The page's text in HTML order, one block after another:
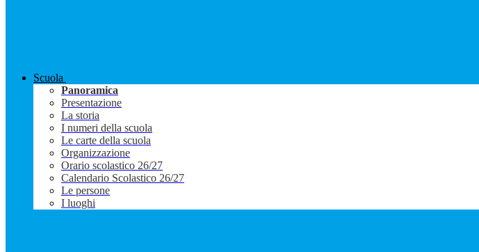
Scuola
Panoramica
Presentazione
La storia
I numeri della scuola
Le carte della scuola
Organizzazione
Orario scolastico 26/27
Calendario Scolastico 26/27
Le persone
I luoghi